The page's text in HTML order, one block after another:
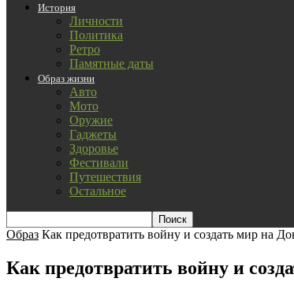
История
Личности
Политика
Ретро
Памятные даты
Образ жизни
Авто
Мото
Оружие
Гаджеты
Здоровье
Фестивали
Путешествия
Остальное
Образ Как предотвратить войну и создать мир на
Как предотвратить войну и